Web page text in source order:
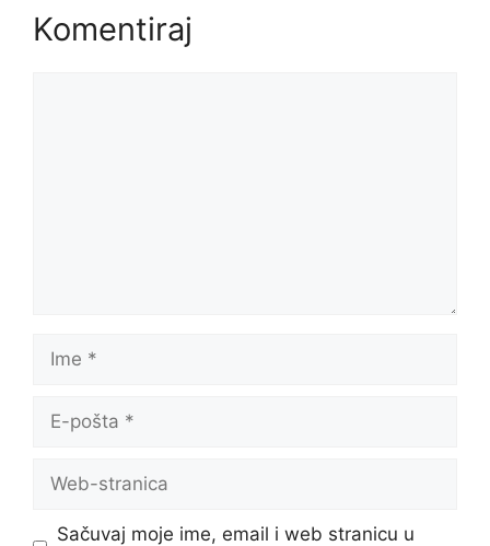
Komentiraj
pošta
stranica
Sačuvaj moje ime, email i web stranicu u